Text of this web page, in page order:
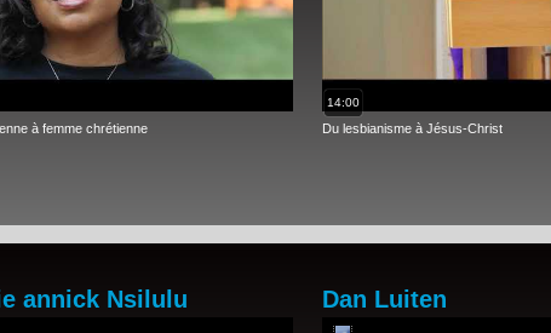
à femme chrétienne
14:00
Du lesbianisme à Jésus-Christ
annick Nsilulu Dan Luiten